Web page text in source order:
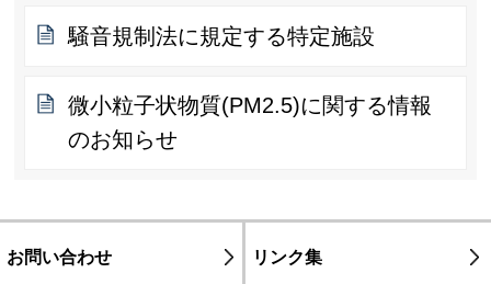
騒音規制法に規定する特定施設
微小粒子状物質(PM2.5)に関する情報
のお知らせ
お問い合わせ リンク集